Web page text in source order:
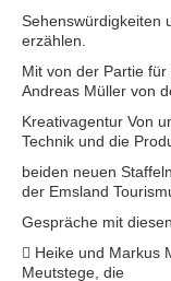
Sehenswürdigkeiten
erzählen.
Mit von der Partie
Andreas Müller von
Kreativagentur Von
Technik und die
beiden neuen
der Emsland
Gespräche mit
 Heike und Markus
Meutstege, die